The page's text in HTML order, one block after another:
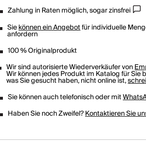
Zahlung in Raten möglich, sogar zinsfrei
Siekönnen ein Angebotfür individuelle
anfordern
100 % Originalprodukt
Wir sind autorisierte Wiederverkäufer von
Wir können jedes Produkt im Katalog für Sie
was Sie gesucht haben, nicht online ist,
Sie können auch telefonisch oder mit
Haben Sie noch Zweifel?Kontaktieren Sie